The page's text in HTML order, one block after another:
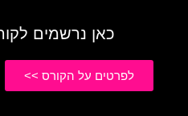
כאן נרשמים
לפרטים על הקורס >>